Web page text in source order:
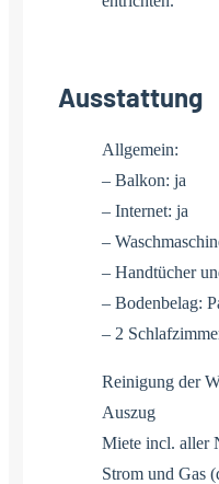
Ausstattung
Allgemein:
– Balkon: ja
– Internet: ja
–
– Handtücher
– Bodenbelag:
– 2
Reinigung der
Auszug
Miete incl. aller
Strom und Gas